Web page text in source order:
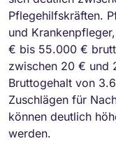
Pflegehilfskräften.
und
€ bis 55.000 €
zwischen 20 € und
Bruttogehalt von
Zuschlägen für
können deutlich
werden.